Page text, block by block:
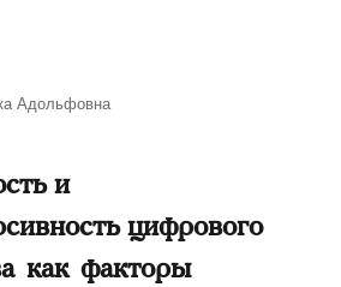
Адольфовна
и
цифрового
как факторы